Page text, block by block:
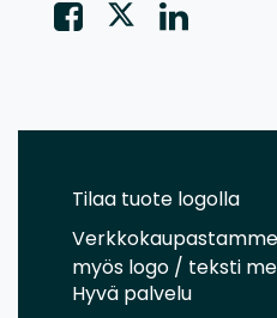
Tilaa tuote logolla
myös logo / teksti
Hyvä palvelu